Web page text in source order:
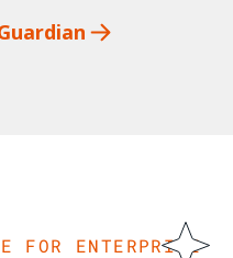
FOR ENTERPRISE